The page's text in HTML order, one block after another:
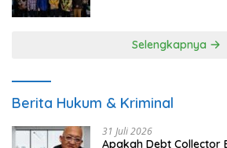
Selengkapnya
Berita Hukum & Kriminal
31 Juli 2026
Apakah Debt Collector